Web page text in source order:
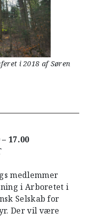
i 2018 af Søren
17.00
medlemmer
i Arboretet i
Selskab for
Der vil være